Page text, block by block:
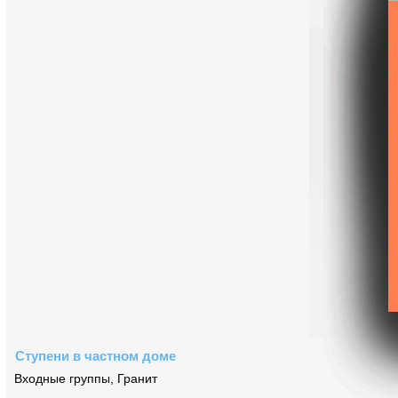
Ступени в частном доме
Входные группы, Гранит